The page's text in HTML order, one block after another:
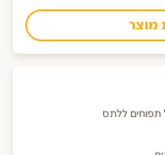
מוצר
תפוחים ללתס